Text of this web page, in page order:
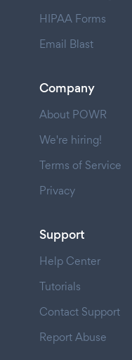
HIPAA Forms
Email Blast
Company
About POWR
We're hiring!
Terms of Service
Privacy
Support
Help Center
Tutorials
Contact Support
Report Abuse